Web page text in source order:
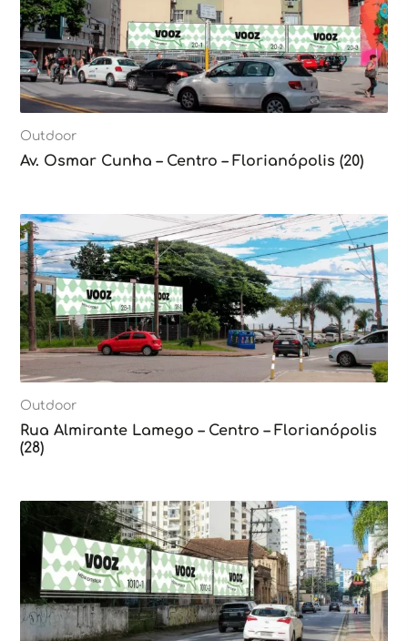
Outdoor
Av. Osmar Cunha – Centro – Florianópolis (20)
Outdoor
Rua Almirante Lamego – Centro – Florianópolis
(28)